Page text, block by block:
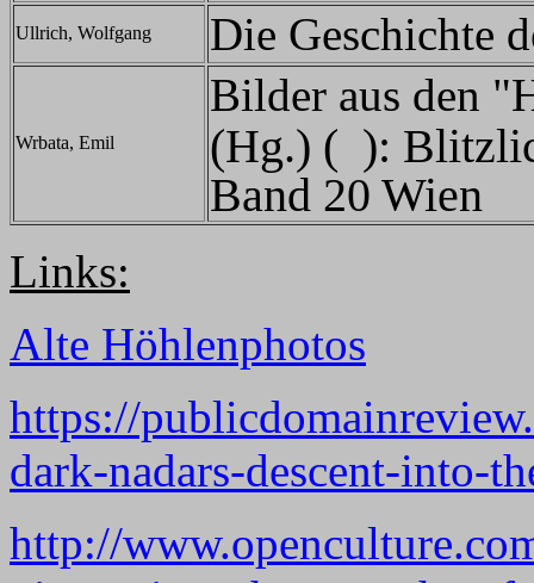
Ullrich, Wolfgang Die Geschichte
Wrbata, Emil
Bilder aus den
(Hg.) ( ):
Band 20 Wien
Links:
Alte Höhlenphotos
https://
dark-nadars-descent-into-
http://